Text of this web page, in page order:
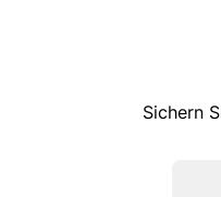
Sichern